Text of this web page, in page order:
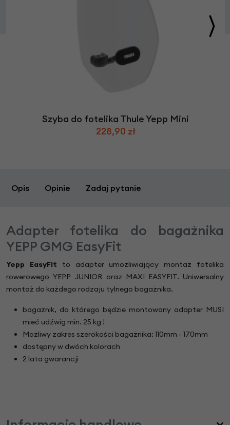
Szyba do fotelika Thule Yepp Mini
228,90 zł
Opis Opinie Zadaj pytanie
Adapter fotelika do bagażnika
YEPP GMG EasyFit
Yepp EasyFit to adapter umożliwiający montaż fotelika
rowerowego YEPP JUNIOR oraz MAXI EASYFIT. Uniwersalny
montaż do każdego rodzaju tylnego bagażnika.
bagażnik, do którego będzie montowany adapter MUSI
mieć udźwig min. 25 kg !
Możliwy zakres szerokości bagażnika: 110mm - 170mm
dostępny w dwóch kolorach
2 lata gwarancji